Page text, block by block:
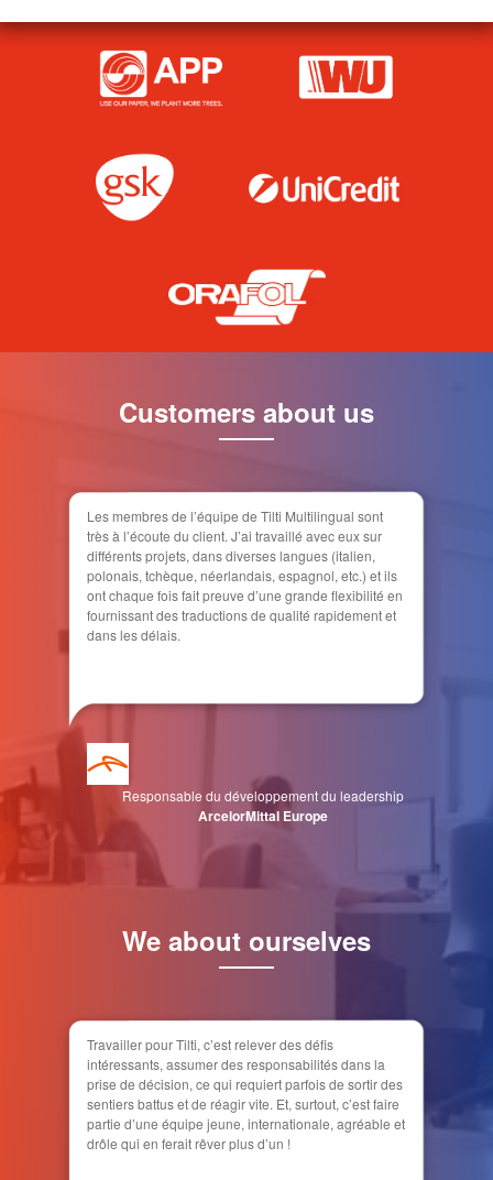
Customers about us
Les membres de l’équipe de Tilti Multilingual sont
très à l’écoute du client. J’ai travaillé avec eux sur
différents projets, dans diverses langues (italien,
polonais, tchèque, néerlandais, espagnol, etc.) et ils
ont chaque fois fait preuve d’une grande flexibilité en
fournissant des traductions de qualité rapidement et
dans les délais.
Responsable du développement du leadership
ArcelorMittal Europe
We about ourselves
Travailler pour Tilti, c’est relever des défis
intéressants, assumer des responsabilités dans la
prise de décision, ce qui requiert parfois de sortir des
sentiers battus et de réagir vite. Et, surtout, c’est faire
partie d’une équipe jeune, internationale, agréable et
drôle qui en ferait rêver plus d’un !